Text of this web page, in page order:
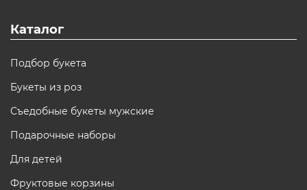
Каталог
Подбор букета
Букеты из роз
Съедобные букеты мужские
Подарочные наборы
Для детей
Фруктовые корзины